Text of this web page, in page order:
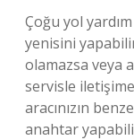
Çoğu yol
yenisini
olamazsa veya
servisle
aracınızın
anahtar